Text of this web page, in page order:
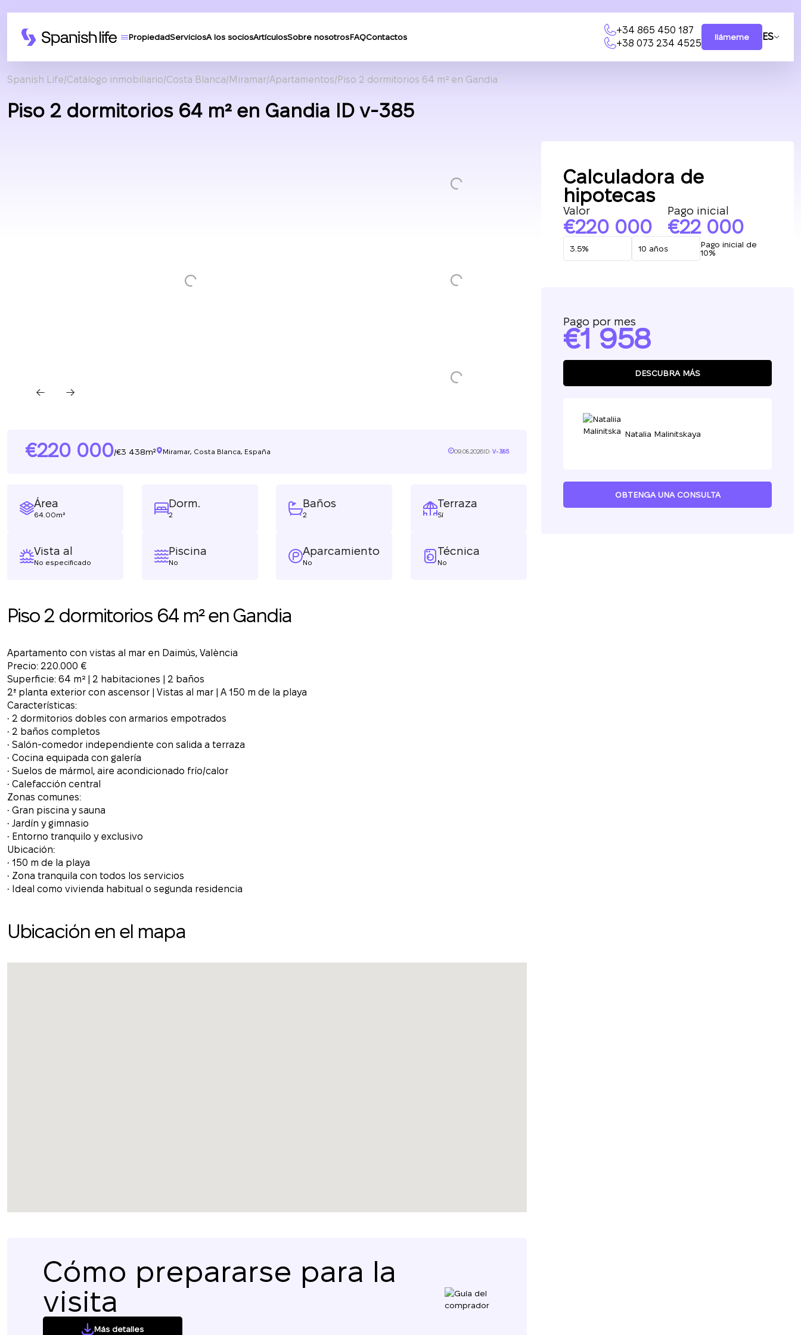
PropiedadServiciosA los sociosArtículosSobre nosotrosFAQContactos
+34 865 450 187
+38 073 234 4525
llámeme ES
Spanish Life Catálogo inmobiliario Costa Blanca Miramar Apartamentos Piso 2 dormitorios 64 m² en Gandia
Piso 2 dormitorios 64 m² en Gandia ID v-385
220 000/ 3 438m² Miramar, Costa Blanca, España 09.08.2026ID: V-385
Área
64.00m²
Dorm.
2
Baños
2
Terraza
Sí
Vista al
No especificado
Piscina
No
Aparcamiento
No
Técnica
No
Piso 2 dormitorios 64 m² en Gandia
Apartamento con vistas al mar en Daimús, València
Precio: 220.000 €
Superficie: 64 m² | 2 habitaciones | 2 baños
2ª planta exterior con ascensor | Vistas al mar | A 150 m de la playa
Características:
• 2 dormitorios dobles con armarios empotrados
• 2 baños completos
• Salón-comedor independiente con salida a terraza
• Cocina equipada con galería
• Suelos de mármol, aire acondicionado frío/calor
• Calefacción central
Zonas comunes:
• Gran piscina y sauna
• Jardín y gimnasio
• Entorno tranquilo y exclusivo
Ubicación:
• 150 m de la playa
• Zona tranquila con todos los servicios
• Ideal como vivienda habitual o segunda residencia
Ubicación en el mapa
Cómo prepararse para la
visita
Más detalles
Calculadora de
hipotecas
Valor
220 000
Pago inicial
22 000
Pago inicial de
10%
Pago por mes
1 958
DESCUBRA MÁS
Natalia Malinitskaya
OBTENGA UNA CONSULTA
¡Gracias!
llamada
Deje sus datos de contacto y nos pondremos en